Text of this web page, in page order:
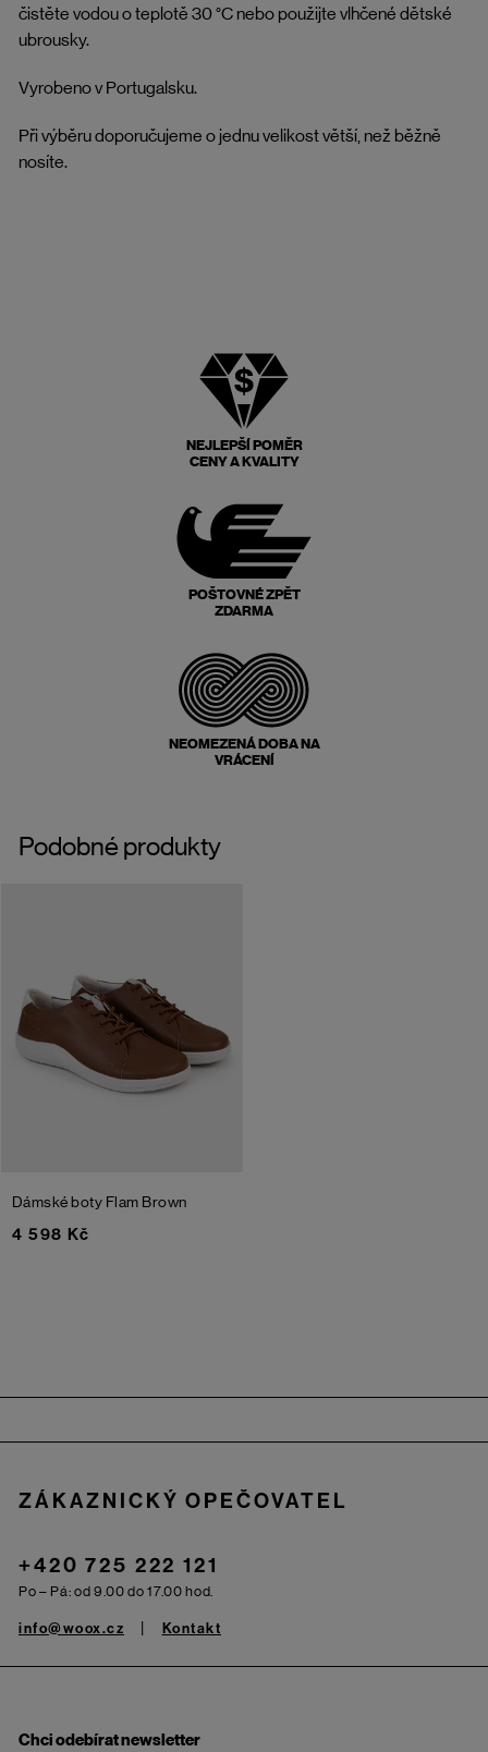
čistěte vodou o teplotě 30 °C nebo použijte vlhčené dětské
ubrousky.
Vyrobeno v Portugalsku.
Při výběru doporučujeme o jednu velikost větší, než běžně
nosíte.
NEJLEPŠÍ POMĚR
CENY A KVALITY
POŠTOVNÉ ZPĚT
ZDARMA
NEOMEZENÁ DOBA NA
VRÁCENÍ
Podobné produkty
Dámské boty Flam Brown
4 598 Kč
ZÁKAZNICKÝ OPEČOVATEL
+420 725 222 121
Po – Pá: od 9.00 do 17.00 hod.
info@woox.cz Kontakt
Chci odebírat newsletter